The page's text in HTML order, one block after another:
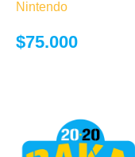
Nintendo
$75.000